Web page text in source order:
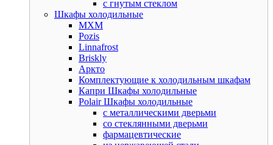
с гнутым стеклом
Шкафы холодильные
МХМ
Pozis
Linnafrost
Briskly
Аркто
Комплектующие к холодильным шкафам
Капри Шкафы холодильные
Polair Шкафы холодильные
с металлическими дверьми
со стеклянными дверьми
фармацевтические